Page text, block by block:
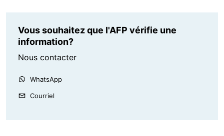
Vous souhaitez que l'AFP vérifie une
information?
Nous contacter
WhatsApp
Courriel